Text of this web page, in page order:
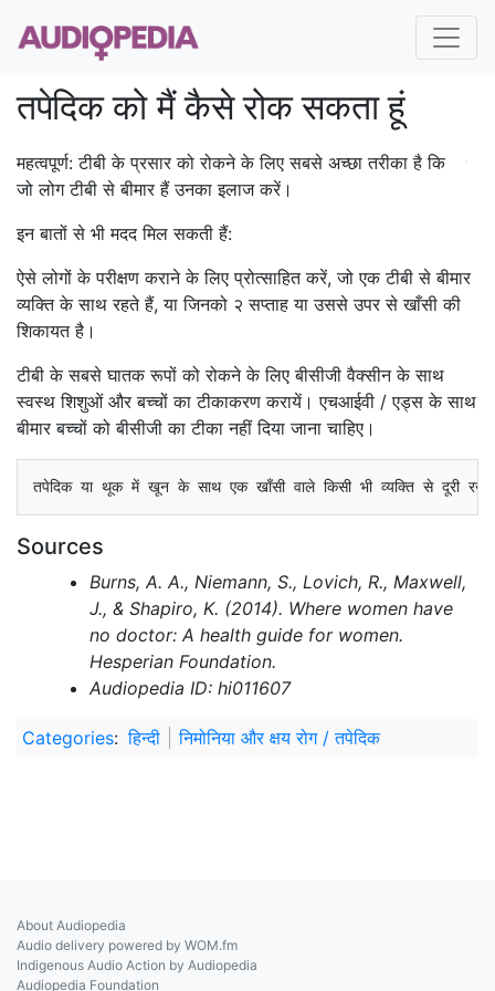
तपेदिक को मैं कैसे रोक सकता हूं
महत्वपूर्ण: टीबी के प्रसार को रोकने के लिए सबसे अच्छा तरीका है कि
जो लोग टीबी से बीमार हैं उनका इलाज करें।
इन बातों से भी मदद मिल सकती हैं:
ऐसे लोगों के परीक्षण कराने के लिए प्रोत्साहित करें, जो एक टीबी से बीमार
व्यक्ति के साथ रहते हैं, या जिनको २ सप्ताह या उससे उपर से खाँसी की
शिकायत है।
टीबी के सबसे घातक रूपों को रोकने के लिए बीसीजी वैक्सीन के साथ
स्वस्थ शिशुओं और बच्चों का टीकाकरण करायें। एचआईवी / एड्स के साथ
बीमार बच्चों को बीसीजी का टीका नहीं दिया जाना चाहिए।
Sources
Burns, A. A., Niemann, S., Lovich, R., Maxwell,
J., & Shapiro, K. (2014). Where women have
no doctor: A health guide for women.
Hesperian Foundation.
Audiopedia ID: hi011607
Categories: हिन्दी निमोनिया और क्षय रोग / तपेदिक
About Audiopedia
Audio delivery powered by WOM.fm
Indigenous Audio Action by Audiopedia
Audiopedia Foundation